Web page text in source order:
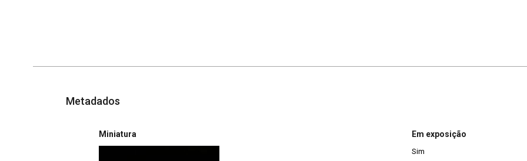
Metadados
Miniatura Em exposição
Sim